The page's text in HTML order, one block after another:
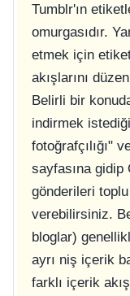
Tumblr'ın
omurgasıdır.
etmek için
akışlarını
Belirli bir
indirmek
fotoğrafçılığı"
sayfasına gidip
gönderileri
verebilirsiniz.
bloglar)
ayrı niş içerik
farklı içerik